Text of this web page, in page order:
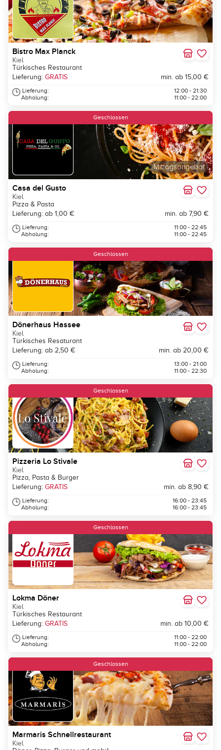
Bistro Max Planck
Kiel
Türkisches Restaurant
Lieferung: GRATIS min. ab 15,00 €
Lieferung:
Abholung:
12:00 - 21:30
11:00 - 22:00
Mittagsangebot
Geschlossen
Casa del Gusto
Kiel
Pizza & Pasta
Lieferung: ab 1,00 €
min. ab 7,90 €
Lieferung:
Abholung:
11:00 - 22:45
11:00 - 22:45
Geschlossen
Dönerhaus Hassee
Kiel
Türkisches Resaturant
Lieferung: ab 2,50 €
min. ab 20,00 €
Lieferung:
Abholung:
13:00 - 21:00
11:00 - 22:30
Geschlossen
Pizzeria Lo Stivale
Kiel
Pizza, Pasta & Burger
Lieferung: GRATIS min. ab 8,90 €
Lieferung:
Abholung:
16:00 - 23:45
16:00 - 23:45
Geschlossen
Lokma Döner
Kiel
Türkisches Restaurant
Lieferung: GRATIS min. ab 10,00 €
Lieferung:
Abholung:
11:00 - 22:00
11:00 - 22:00
Geschlossen
Marmaris Schnellrestaurant
Kiel